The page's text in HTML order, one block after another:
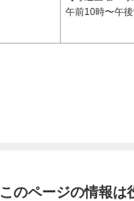
午前10時〜午
このページの情報は